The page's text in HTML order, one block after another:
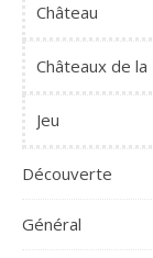
Château
Châteaux de la
Jeu
Découverte
Général